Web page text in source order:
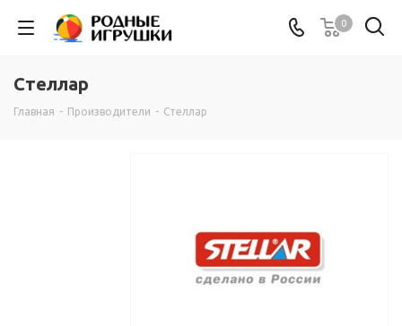
0
Стеллар
Главная - Производители - Стеллар